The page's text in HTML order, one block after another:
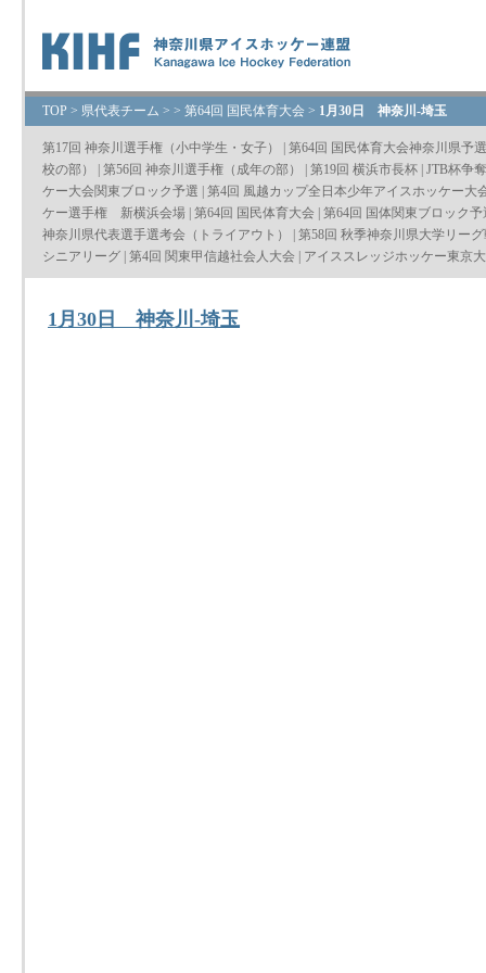
TOP > 県代表チーム > > 第64回 国民体育大会 > 1月30日 神奈川-埼玉
第17回 神奈川選手権（小中学生・女子） | 第64回 国民体育大会神奈川県予
校の部）
| 第56回 神奈川選手権（成年の部） | 第19回 横浜市長杯 | JTB杯争
ケー大会関東ブロック予選 | 第4回 風越カップ全日本少年アイスホッケー大
ケー選手権 新横浜会場 | 第64回 国民体育大会 | 第64回 国体関東ブロック予
神奈川県代表選手選考会（トライアウト）
| 第58回 秋季神奈川県大学リー
シニアリーグ | 第4回 関東甲信越社会人大会 | アイススレッジホッケー東京
1月30日 神奈川-埼玉